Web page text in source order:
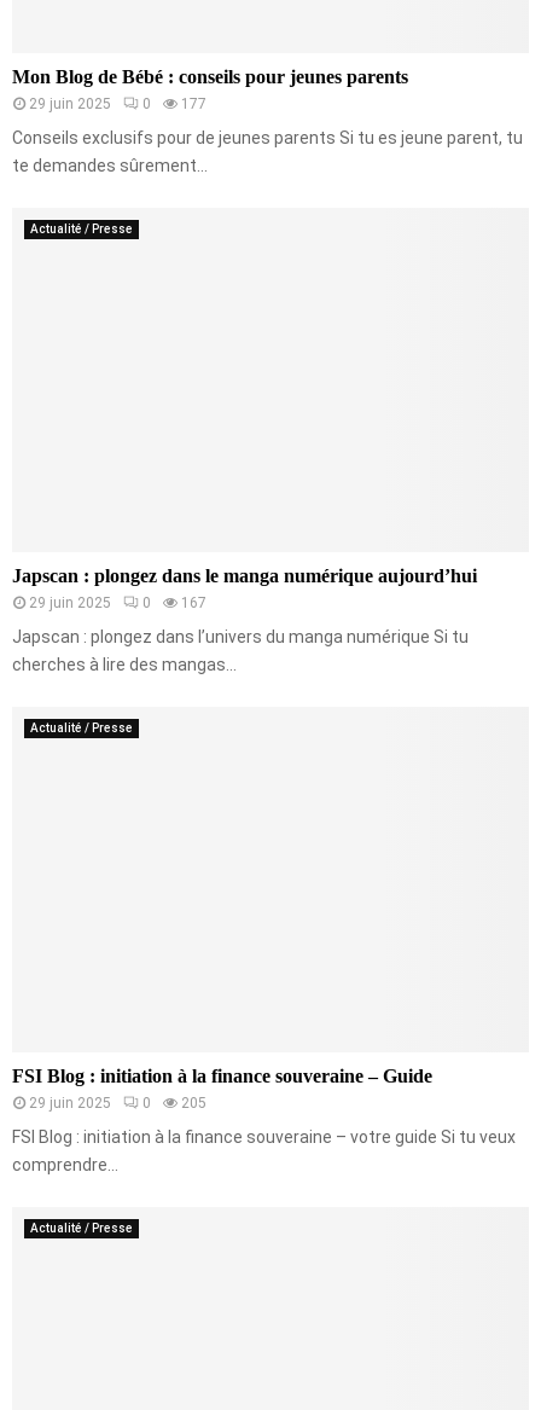
Mon Blog de Bébé : conseils pour jeunes parents
29 juin 2025 0 177
Conseils exclusifs pour de jeunes parents Si tu es jeune parent, tu
te demandes sûrement...
Actualité / Presse
Japscan : plongez dans le manga numérique aujourd’hui
29 juin 2025 0 167
Japscan : plongez dans l’univers du manga numérique Si tu
cherches à lire des mangas...
Actualité / Presse
FSI Blog : initiation à la finance souveraine – Guide
29 juin 2025 0 205
FSI Blog : initiation à la finance souveraine – votre guide Si tu veux
comprendre...
Actualité / Presse